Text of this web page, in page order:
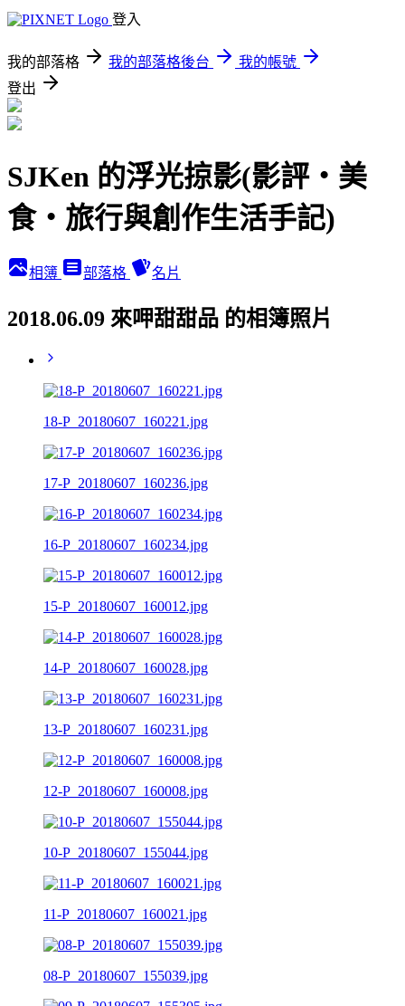
登入
我的部落格 我的部落格後台
我的帳號
登出
SJKen 的浮光掠影(影評‧美
食‧旅行與創作生活手記)
相簿 部落格 名片
2018.06.09 來呷甜甜品 的相簿照片
18-P_20180607_160221.jpg
17-P_20180607_160236.jpg
16-P_20180607_160234.jpg
15-P_20180607_160012.jpg
14-P_20180607_160028.jpg
13-P_20180607_160231.jpg
12-P_20180607_160008.jpg
10-P_20180607_155044.jpg
11-P_20180607_160021.jpg
08-P_20180607_155039.jpg